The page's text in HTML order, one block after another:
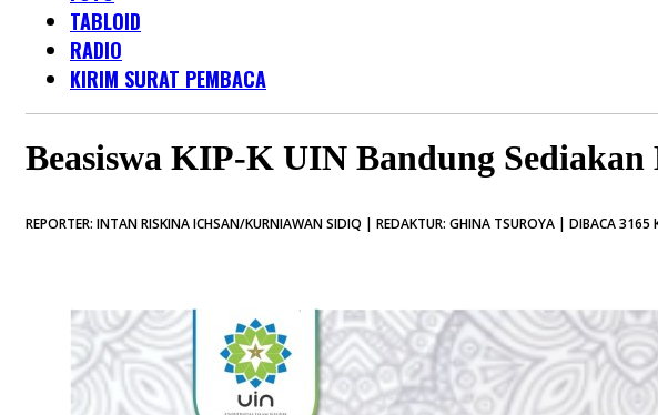
TABLOID
RADIO
KIRIM SURAT PEMBACA
Beasiswa KIP-K UIN Bandung
REPORTER: INTAN RISKINA ICHSAN/KURNIAWAN SIDIQ | REDAKTUR: GHINA TSUROYA | DIBACA 3165